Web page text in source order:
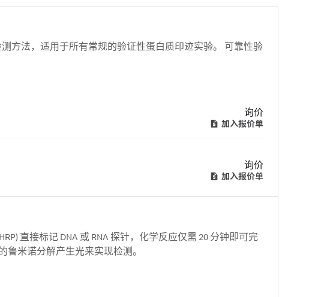
方法，适用于所有常规的验证性蛋白质印迹实验。 可靠性验
询价
加入报价单
询价
加入报价单
直接标记 DNA 或 RNA 探针，化学反应仅需 20 分钟即可完
鲁米诺分解产生光来实现检测。